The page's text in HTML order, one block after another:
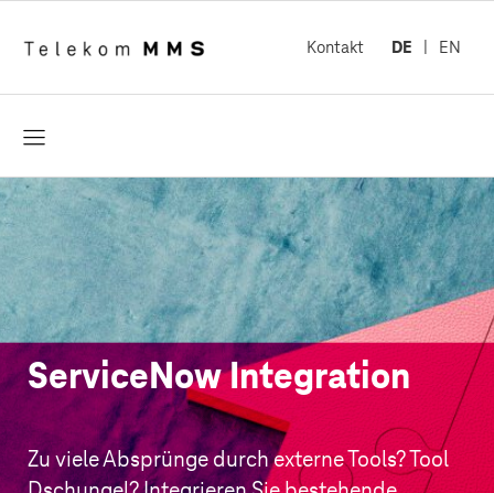
Kontakt DE EN
ServiceNow Integration
Zu viele Absprünge durch externe Tools? Tool